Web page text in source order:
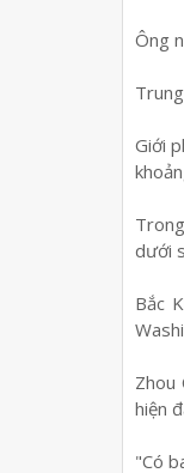
Ông
Giới
dưới
Bắc
Zhou
hiện
"Có